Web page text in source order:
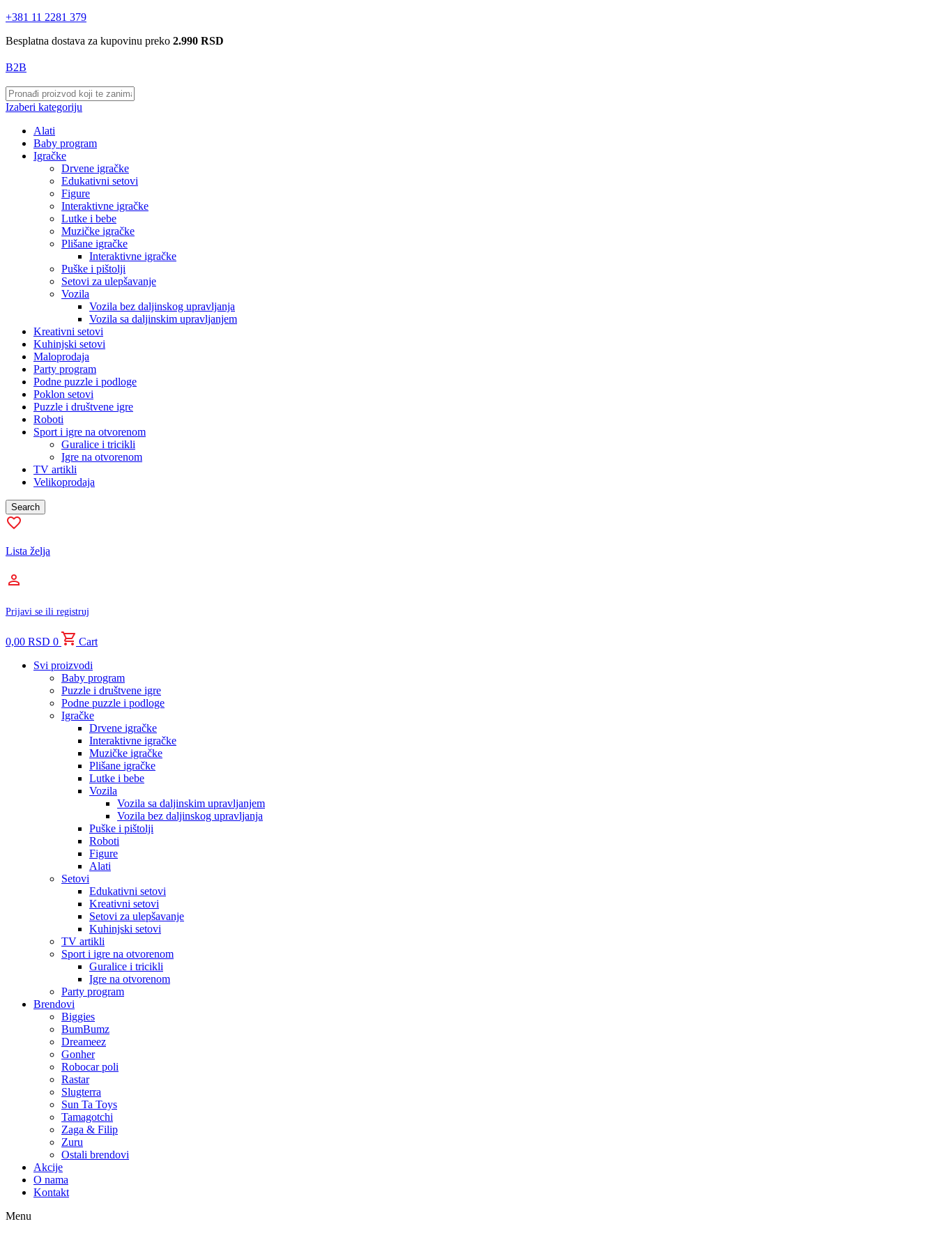
+381 11 2281 379
Besplatna dostava za kupovinu preko 2.990 RSD
B2B
Izaberi kategoriju
Alati
Baby program
Igračke
Drvene igračke
Edukativni setovi
Figure
Interaktivne igračke
Lutke i bebe
Muzičke igračke
Plišane igračke
Interaktivne igračke
Puške i pištolji
Setovi za ulepšavanje
Vozila
Vozila bez daljinskog upravljanja
Vozila sa daljinskim upravljanjem
Kreativni setovi
Kuhinjski setovi
Maloprodaja
Party program
Podne puzzle i podloge
Poklon setovi
Puzzle i društvene igre
Roboti
Sport i igre na otvorenom
Guralice i tricikli
Igre na otvorenom
TV artikli
Velikoprodaja
Search
Lista želja
Prijavi se ili registruj
0,00 RSD 0
Cart
Svi proizvodi
Baby program
Puzzle i društvene igre
Podne puzzle i podloge
Igračke
Drvene igračke
Interaktivne igračke
Muzičke igračke
Plišane igračke
Lutke i bebe
Vozila
Vozila sa daljinskim upravljanjem
Vozila bez daljinskog upravljanja
Puške i pištolji
Roboti
Figure
Alati
Setovi
Edukativni setovi
Kreativni setovi
Setovi za ulepšavanje
Kuhinjski setovi
TV artikli
Sport i igre na otvorenom
Guralice i tricikli
Igre na otvorenom
Party program
Brendovi
Biggies
BumBumz
Dreameez
Gonher
Robocar poli
Rastar
Slugterra
Sun Ta Toys
Tamagotchi
Zaga & Filip
Zuru
Ostali brendovi
Akcije
O nama
Kontakt
Menu